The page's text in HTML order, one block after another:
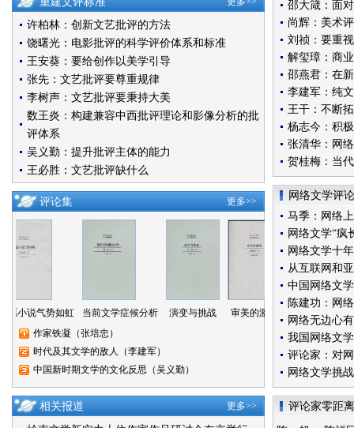
许柏林：创新文艺批评的方法
饶曙光：电影批评的科学评价体系和标准
王安葵：要给创作以美学引导
张先：文艺批评要尊重规律
李树声：文艺批评要秉持大美
数王炎：构建兼容中西批评理论和影像分析的批
评体系
吴义勤：提升批评主体的能力
王必胜：文艺批评缺什么
评论集 更多>>
小说气势如虹 当前文学症候分析 演变与挑战 审美的激变 文学的常道
作家铁凝（张培忠）
时代及其文学的敌人（李建军）
中国新时期文学的文化反思（吴义勤）
邵大箴：面
尚辉：美术
刘祯：要重
解玺璋：商
邵燕君：在
李建军：纯
王干：不断
杨志今：积
张清华：网
贺桂梅：当
网络文学评论
马季：网络
网络文学“疯
网络文学十
从互联网和
中国网络文
陈建功：网
网络无边心
我国网络文
评论家：对
网络文学挑
相关报道 更多>> 评论家零距离